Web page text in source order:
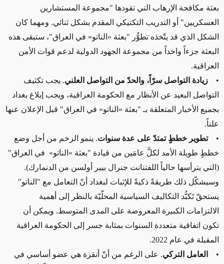
بعثة مكافحة الإرهاب التي تقودها "مجموعة المستشارين
العسكريين" أو التدريب التكتيكي المقدم بشكل ثنائي. ومهما كان
الشكل الذي قد يتّخذه تطوُّر "بعثة «الناتو» في العراق"، ستبقى هذه
البعثة جزءاً واحداً من مجموعة الجهود الدولية لدعم قوات الأمن
العراقية.
• زيادة التواصل سرّاً، والحدّ من التواصل العلني. يجب تكثيف
التواصل البعيد عن الأنظار مع الحكومة العراقية، ويجب إبلاغ بغداد
بجميع الأخبار المتعلقة بـ "بعثة «الناتو» في العراق" قبل الإعلان عنها
علناً.
•تطوير خططٍ تمتدّ على عدة سنوات. ينمو الزخم من أجل وضع
خططٍ طويلة الأمد لكلَّ عامَين من قيادة "بعثة «الناتو» في العراق"
(التي يترأسها حالياً اللفتنانت جنرال بيير أولسن من الدنمارك).
وسيشكّل ذلك طريقةً ذكيةً للإثبات لبغداد أنّ التعامل مع "الناتو"
يستحقّ تَكبُّد التكاليف السياسية المحلّيّة بالنظر إلى أهمية
الالتزامات الكبيرة المعروضة على المدى المتوسط. ويمكن أن
تكون اتفاقية متعددة السنوات بمثابة جسر إلى الحكومة العراقية
المقبلة في عام 2022.
•
العامل التركي. على الرغم من أنّ أنقرة هي عضو أساسي في